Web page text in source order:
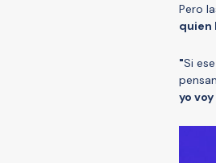
Pero
quien
"Si
yo